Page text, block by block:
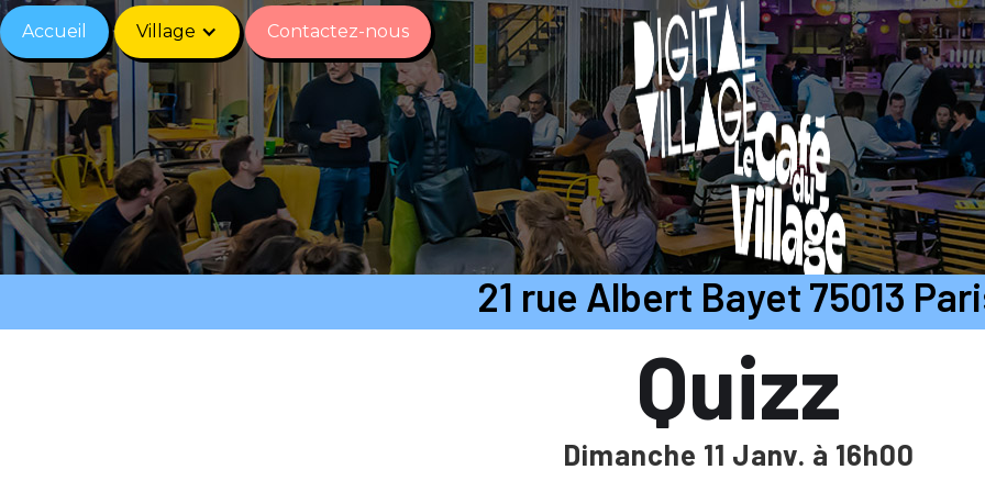
Accueil Village Contactez-nous
21 rue Albert Bayet 75013
Quizz
Dimanche 11 Janv. à 16h00